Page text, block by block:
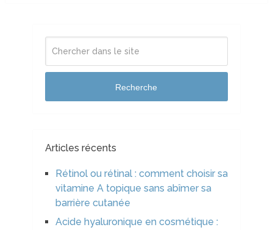
Recherche
Articles récents
Rétinol ou rétinal : comment choisir sa
vitamine A topique sans abîmer sa
barrière cutanée
Acide hyaluronique en cosmétique :